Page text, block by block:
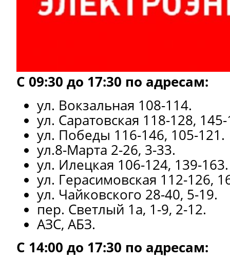
С 09:30 до 17:30 по адресам:
ул. Вокзальная 108-114.
ул. Саратовская 118-128,
ул. Победы 116-146, 105-121.
ул.8-Марта 2-26, 3-33.
ул. Илецкая 106-124, 139-163.
ул. Герасимовская 112-126,
ул. Чайковского 28-40, 5-19.
пер. Светлый 1а, 1-9, 2-12.
АЗС, АБЗ.
С 14:00 до 17:30 по адресам: